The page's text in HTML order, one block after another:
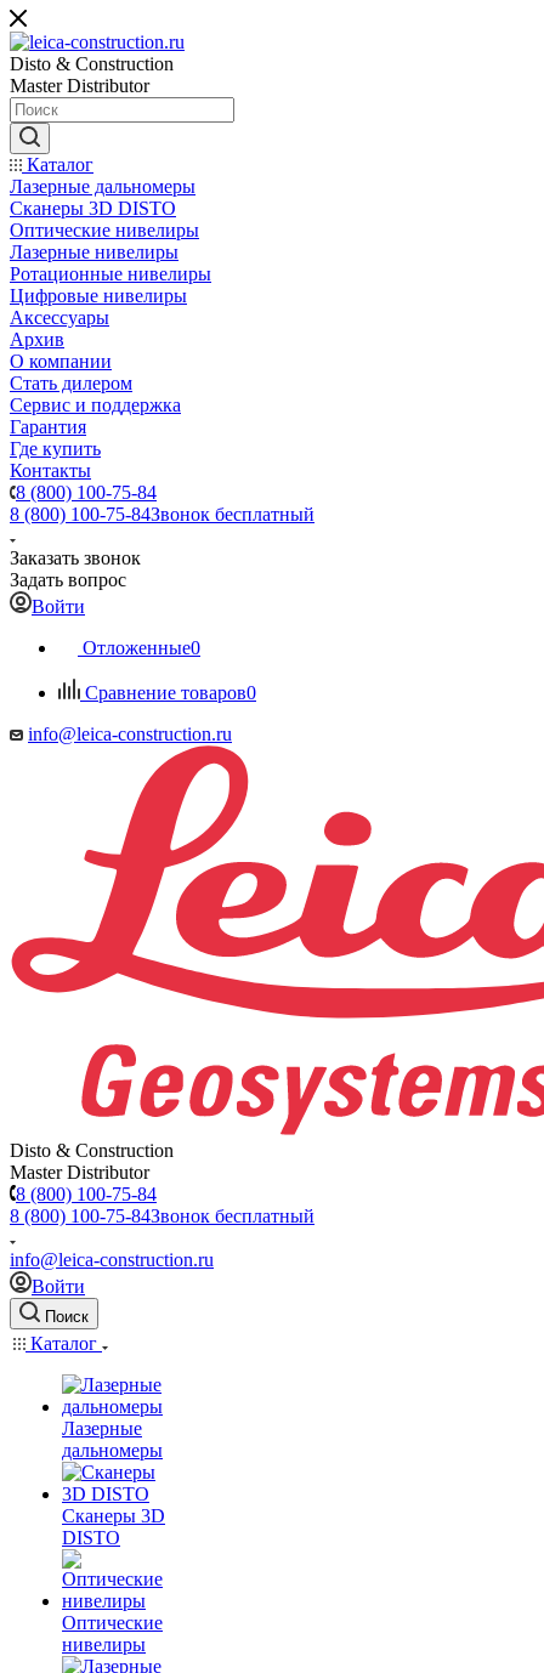
Disto & Construction
Master Distributor
Каталог
Лазерные дальномеры
Сканеры 3D DISTO
Оптические нивелиры
Лазерные нивелиры
Ротационные нивелиры
Цифровые нивелиры
Аксессуары
Архив
О компании
Стать дилером
Сервис и поддержка
Гарантия
Где купить
Контакты
8 (800) 100-75-84
8 (800) 100-75-84Звонок бесплатный
Заказать звонок
Задать вопрос
Войти
Отложенные0
Сравнение товаров0
info@leica-construction.ru
Disto & Construction
Master Distributor
8 (800) 100-75-84
8 (800) 100-75-84Звонок бесплатный
info@leica-construction.ru
Войти
Поиск
Каталог
Лазерные
дальномеры
Сканеры 3D
DISTO
Оптические
нивелиры